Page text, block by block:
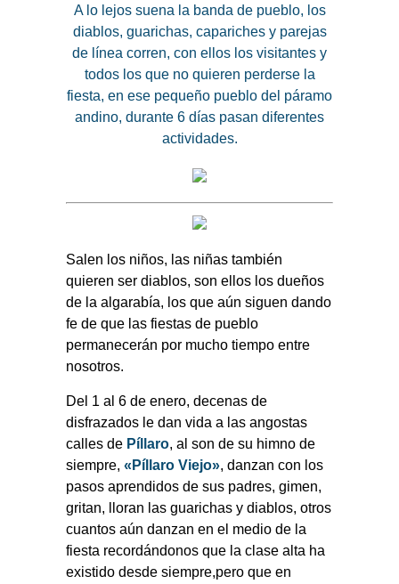
A lo lejos suena la banda de pueblo, los
diablos, guarichas, capariches y parejas
de línea corren, con ellos los visitantes y
todos los que no quieren perderse la
fiesta, en ese pequeño pueblo del páramo
andino, durante 6 días pasan diferentes
actividades.
Salen los niños, las niñas también
quieren ser diablos, son ellos los dueños
de la algarabía, los que aún siguen dando
fe de que las fiestas de pueblo
permanecerán por mucho tiempo entre
nosotros.
Del 1 al 6 de enero, decenas de
disfrazados le dan vida a las angostas
calles de Píllaro, al son de su himno de
siempre, « Píllaro Viejo», danzan con los
pasos aprendidos de sus padres, gimen,
gritan, lloran las guarichas y diablos, otros
cuantos aún danzan en el medio de la
fiesta recordándonos que la clase alta ha
existido desde siempre,pero que en